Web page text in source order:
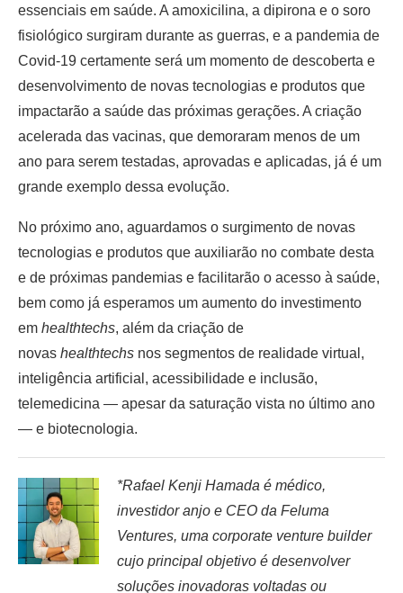
essenciais em saúde. A amoxicilina, a dipirona e o soro
fisiológico surgiram durante as guerras, e a pandemia de
Covid-19 certamente será um momento de descoberta e
desenvolvimento de novas tecnologias e produtos que
impactarão a saúde das próximas gerações. A criação
acelerada das vacinas, que demoraram menos de um
ano para serem testadas, aprovadas e aplicadas, já é um
grande exemplo dessa evolução.
No próximo ano, aguardamos o surgimento de novas
tecnologias e produtos que auxiliarão no combate desta
e de próximas pandemias e facilitarão o acesso à saúde,
bem como já esperamos um aumento do investimento
em healthtechs, além da criação de
novas healthtechs nos segmentos de realidade virtual,
inteligência artificial, acessibilidade e inclusão,
telemedicina — apesar da saturação vista no último ano
— e biotecnologia.
*Rafael Kenji Hamada é médico,
investidor anjo e CEO da Feluma
Ventures, uma corporate venture builder
cujo principal objetivo é desenvolver
soluções inovadoras voltadas ou